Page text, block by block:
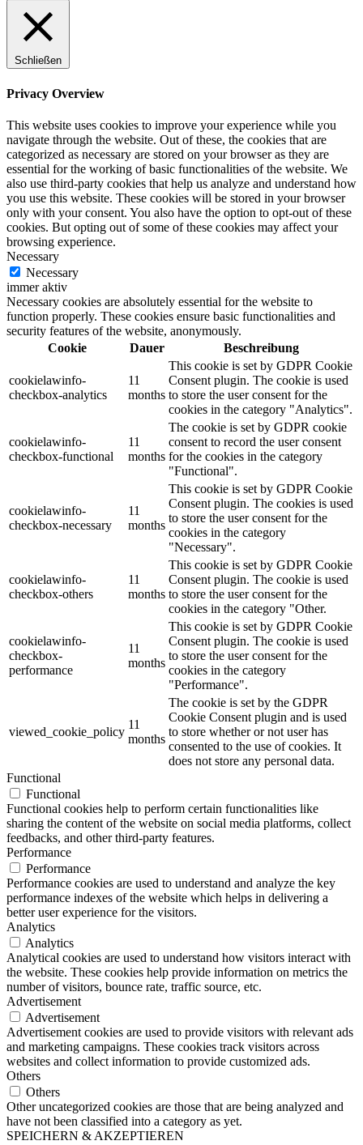
Schließen
Privacy Overview
This website uses cookies to improve your experience while you
navigate through the website. Out of these, the cookies that are
categorized as necessary are stored on your browser as they are
essential for the working of basic functionalities of the website. We
also use third-party cookies that help us analyze and understand how
you use this website. These cookies will be stored in your browser
only with your consent. You also have the option to opt-out of these
cookies. But opting out of some of these cookies may affect your
browsing experience.
Necessary
Necessary
immer aktiv
Necessary cookies are absolutely essential for the website to
function properly. These cookies ensure basic functionalities and
security features of the website, anonymously.
Cookie
Dauer Beschreibung
cookielawinfo-
checkbox-analytics
11
months
This cookie is set by GDPR Cookie
Consent plugin. The cookie is used
to store the user consent for the
cookies in the category "Analytics".
cookielawinfo-
checkbox-functional
11
months
The cookie is set by GDPR cookie
consent to record the user consent
for the cookies in the category
"Functional".
cookielawinfo-
checkbox-necessary
11
months
This cookie is set by GDPR Cookie
Consent plugin. The cookies is used
to store the user consent for the
cookies in the category
"Necessary".
cookielawinfo-
checkbox-others
11
months
This cookie is set by GDPR Cookie
Consent plugin. The cookie is used
to store the user consent for the
cookies in the category "Other.
cookielawinfo-
checkbox-
performance
11
months
This cookie is set by GDPR Cookie
Consent plugin. The cookie is used
to store the user consent for the
cookies in the category
"Performance".
viewed_cookie_policy
11
months
The cookie is set by the GDPR
Cookie Consent plugin and is used
to store whether or not user has
consented to the use of cookies. It
does not store any personal data.
Functional
Functional
Functional cookies help to perform certain functionalities like
sharing the content of the website on social media platforms, collect
feedbacks, and other third-party features.
Performance
Performance
Performance cookies are used to understand and analyze the key
performance indexes of the website which helps in delivering a
better user experience for the visitors.
Analytics
Analytics
Analytical cookies are used to understand how visitors interact with
the website. These cookies help provide information on metrics the
number of visitors, bounce rate, traffic source, etc.
Advertisement
Advertisement
Advertisement cookies are used to provide visitors with relevant ads
and marketing campaigns. These cookies track visitors across
websites and collect information to provide customized ads.
Others
Others
Other uncategorized cookies are those that are being analyzed and
have not been classified into a category as yet.
SPEICHERN & AKZEPTIEREN